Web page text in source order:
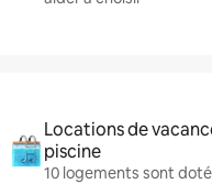
Locations de
piscine
10 logements sont